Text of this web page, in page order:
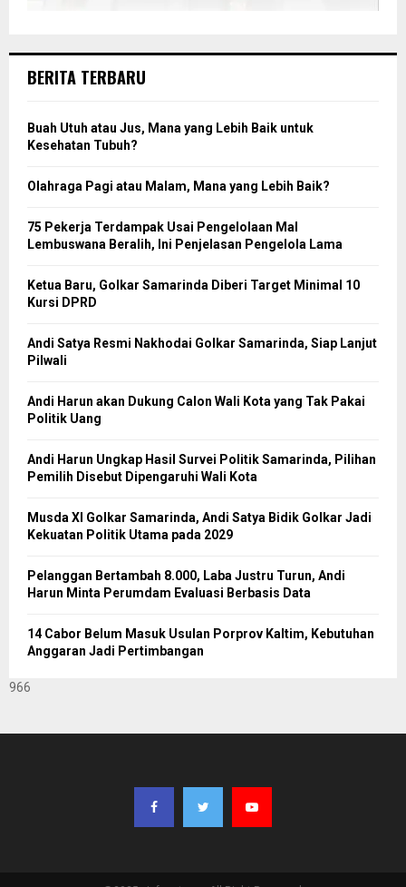
BERITA TERBARU
Buah Utuh atau Jus, Mana yang Lebih Baik untuk
Kesehatan Tubuh?
Olahraga Pagi atau Malam, Mana yang Lebih Baik?
75 Pekerja Terdampak Usai Pengelolaan Mal
Lembuswana Beralih, Ini Penjelasan Pengelola Lama
Ketua Baru, Golkar Samarinda Diberi Target Minimal 10
Kursi DPRD
Andi Satya Resmi Nakhodai Golkar Samarinda, Siap Lanjut
Pilwali
Andi Harun akan Dukung Calon Wali Kota yang Tak Pakai
Politik Uang
Andi Harun Ungkap Hasil Survei Politik Samarinda, Pilihan
Pemilih Disebut Dipengaruhi Wali Kota
Musda XI Golkar Samarinda, Andi Satya Bidik Golkar Jadi
Kekuatan Politik Utama pada 2029
Pelanggan Bertambah 8.000, Laba Justru Turun, Andi
Harun Minta Perumdam Evaluasi Berbasis Data
14 Cabor Belum Masuk Usulan Porprov Kaltim, Kebutuhan
Anggaran Jadi Pertimbangan
966